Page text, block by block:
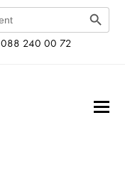
Search Button
088 240 00 72